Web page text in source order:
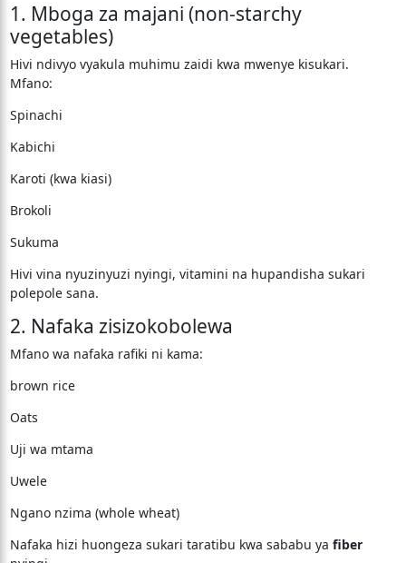
1. Mboga za majani (non-starchy
vegetables)
Hivi ndivyo vyakula muhimu zaidi kwa mwenye kisukari.
Mfano:
Spinachi
Kabichi
Karoti (kwa kiasi)
Brokoli
Sukuma
Hivi vina nyuzinyuzi nyingi, vitamini na hupandisha sukari
polepole sana.
2. Nafaka zisizokobolewa
Mfano wa nafaka rafiki ni kama:
brown rice
Oats
Uji wa mtama
Uwele
Ngano nzima (whole wheat)
Nafaka hizi huongeza sukari taratibu kwa sababu ya fiber